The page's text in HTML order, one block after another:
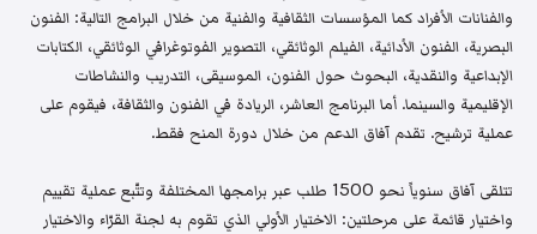
والفنانات الأفراد كما المؤسسات الثقافية والفنية من خلال البرامج التالية: الفنون
البصرية، الفنون الأدائية، الفيلم الوثائقي، التصوير الفوتوغرافي الوثائقي، الكتابات
الإبداعية والنقدية، البحوث حول الفنون، الموسيقى، التدريب والنشاطات
الإقليمية والسينما. أما البرنامج العاشر، الريادة في الفنون والثقافة، فيقوم على
عملية ترشيح. تقدم آفاق الدعم من خلال دورة المنح فقط.
تتلقى آفاق سنوياً نحو 1500 طلب عبر برامجها المختلفة وتتّبع عملية تقييم
واختيار قائمة على مرحلتين: الاختيار الأولي الذي تقوم به لجنة القرّاء والاختيار